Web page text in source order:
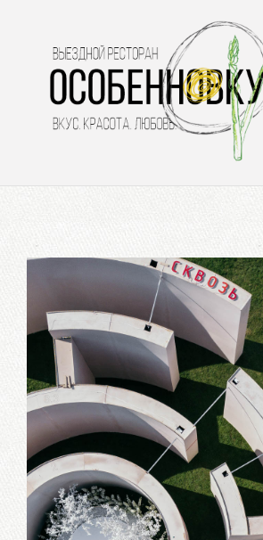
Выездной ресторан - кейтеринг
Меню
Отзывы